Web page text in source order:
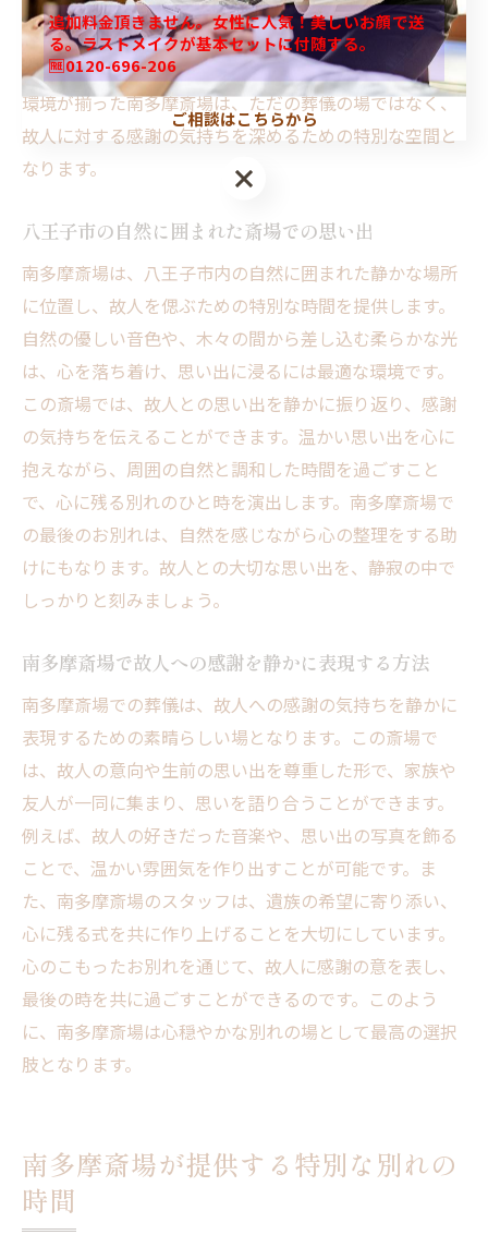
ったサービスが提供され、参列者が安心して故人との大
切な時間を過ごせるよう配慮されています。このような
環境が揃った南多摩斎場は、ただの葬儀の場ではなく、
故人に対する感謝の気持ちを深めるための特別な空間と
なります。
八王子市の自然に囲まれた斎場での思い出
南多摩斎場は、八王子市内の自然に囲まれた静かな場所
に位置し、故人を偲ぶための特別な時間を提供します。
自然の優しい音色や、木々の間から差し込む柔らかな光
は、心を落ち着け、思い出に浸るには最適な環境です。
この斎場では、故人との思い出を静かに振り返り、感謝
の気持ちを伝えることができます。温かい思い出を心に
抱えながら、周囲の自然と調和した時間を過ごすこと
で、心に残る別れのひと時を演出します。南多摩斎場で
の最後のお別れは、自然を感じながら心の整理をする助
けにもなります。故人との大切な思い出を、静寂の中で
しっかりと刻みましょう。
南多摩斎場で故人への感謝を静かに表現する方法
南多摩斎場での葬儀は、故人への感謝の気持ちを静かに
表現するための素晴らしい場となります。この斎場で
は、故人の意向や生前の思い出を尊重した形で、家族や
友人が一同に集まり、思いを語り合うことができます。
例えば、故人の好きだった音楽や、思い出の写真を飾る
ことで、温かい雰囲気を作り出すことが可能です。ま
た、南多摩斎場のスタッフは、遺族の希望に寄り添い、
心に残る式を共に作り上げることを大切にしています。
心のこもったお別れを通じて、故人に感謝の意を表し、
最後の時を共に過ごすことができるのです。このよう
に、南多摩斎場は心穏やかな別れの場として最高の選択
肢となります。
南多摩斎場が提供する特別な別れの
時間
追加料金頂きません。女性に人気！美しいお顔で送
る。ラストメイクが基本セットに付随する。
🆓0120-696-206
ご相談はこちらから